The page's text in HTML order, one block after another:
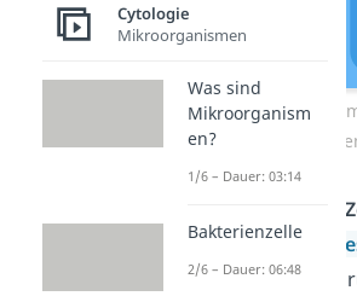
Zellkontakt über
und
tierischen
übernehmen die
Funktion. Das
Cytologie
Mikroorganismen
Was sind
Mikroorganism
en?
1/6 – Dauer: 03:14
Bakterienzelle
2/6 – Dauer: 06:48